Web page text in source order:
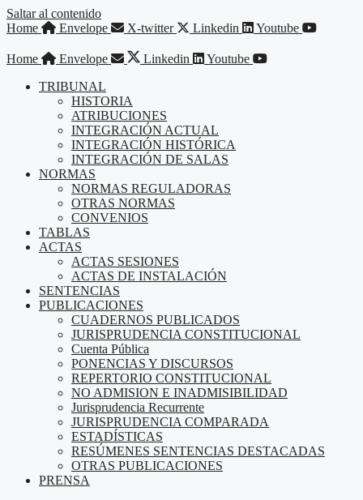
Saltar al contenido
Home
Envelope X-twitter Linkedin Youtube
Home Envelope Linkedin
Youtube
TRIBUNAL
HISTORIA
ATRIBUCIONES
INTEGRACIÓN ACTUAL
INTEGRACIÓN HISTÓRICA
INTEGRACIÓN DE SALAS
NORMAS
NORMAS REGULADORAS
OTRAS NORMAS
CONVENIOS
TABLAS
ACTAS
ACTAS SESIONES
ACTAS DE INSTALACIÓN
SENTENCIAS
PUBLICACIONES
CUADERNOS PUBLICADOS
JURISPRUDENCIA CONSTITUCIONAL
Cuenta Pública
PONENCIAS Y DISCURSOS
REPERTORIO CONSTITUCIONAL
NO ADMISION E INADMISIBILIDAD
Jurisprudencia Recurrente
JURISPRUDENCIA COMPARADA
ESTADÍSTICAS
RESÚMENES SENTENCIAS DESTACADAS
OTRAS PUBLICACIONES
PRENSA